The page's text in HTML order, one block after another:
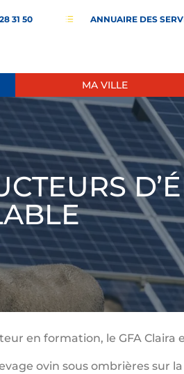
31 50 d ANNUAIRE DES
MA VILLE
en formation, le GFA Claira
ovin sous ombrières sur la